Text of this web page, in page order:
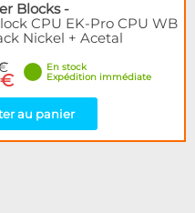
Blocks-
CPU EK-Pro CPU WB
Nickel + Acetal
€
En stock
Expédition immédiate
au panier